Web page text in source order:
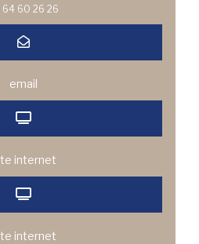
64 60 26 26
email
internet
internet